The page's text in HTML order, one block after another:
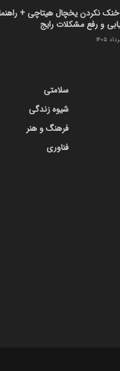
نکردن یخچال هیتاچی +
و رفع مشکلات رایج
سلامتی
شیوه زندگی
فرهنگ و هنر
فناوری